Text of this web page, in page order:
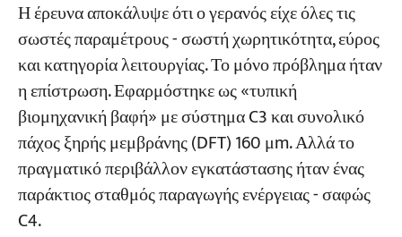
C3 Περιβάλλον (Γενική Βιομηχανία) – Το
Πρότυπο για τις περισσότερες εσωτερικές
εναέριες γερανογέφυρες
C5 Περιβάλλον (Ακραία Διάβρωση) – Χημικά,
Υπεράκτια, Τροπικά Παράκτια
Ειδικές Συνθήκες Εργασίας—Υψηλή
Θερμοκρασία, Χημικά, Τρόφιμα
Η έρευνα αποκάλυψε ότι ο γερανός είχε όλες τις
σωστές παραμέτρους - σωστή χωρητικότητα, εύρος
και κατηγορία λειτουργίας. Το μόνο πρόβλημα ήταν
η επίστρωση. Εφαρμόστηκε ως «τυπική
βιομηχανική βαφή» με σύστημα C3 και συνολικό
πάχος ξηρής μεμβράνης (DFT) 160 μm. Αλλά το
πραγματικό περιβάλλον εγκατάστασης ήταν ένας
παράκτιος σταθμός παραγωγής ενέργειας - σαφώς
C4.